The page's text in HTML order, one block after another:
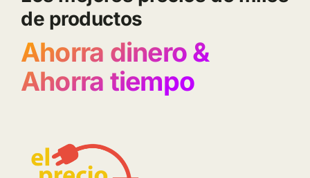
de productos
Ahorra dinero &
Ahorra tiempo